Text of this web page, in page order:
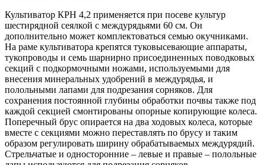
Культиватор КРН 4,2 применяется при посеве культур
шестирядной сеялкой с междурядьями 60 см. Он
дополнительно может комплектоваться семью окучниками.
На раме культиватора крепятся туковысевающие аппараты,
тукопроводы и семь шарнирно присоединенных поводковых
секций с подкормочными ножами, используемыми для
внесения минеральных удобрений в междурядья, и
полольными лапами для подрезания сорняков. Для
сохранения постоянной глубины обработки почвы также под
каждой секцией смонтированы опорные копирующие колеса.
Поперечный брус опирается на два ходовых колеса, которые
вместе с секциями можно переставлять по брусу и таким
образом регулировать ширину обрабатываемых междурядий.
Стрельчатые и односторонние – левые и правые – полольные